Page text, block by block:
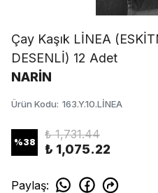
Çay Kaşık LİNEA
DESENLİ) 12 Adet
NARİN
Ürün Kodu: 163.Y.10.LİNEA
%38
₺ 1,731.44
₺ 1,075.22
Paylaş: